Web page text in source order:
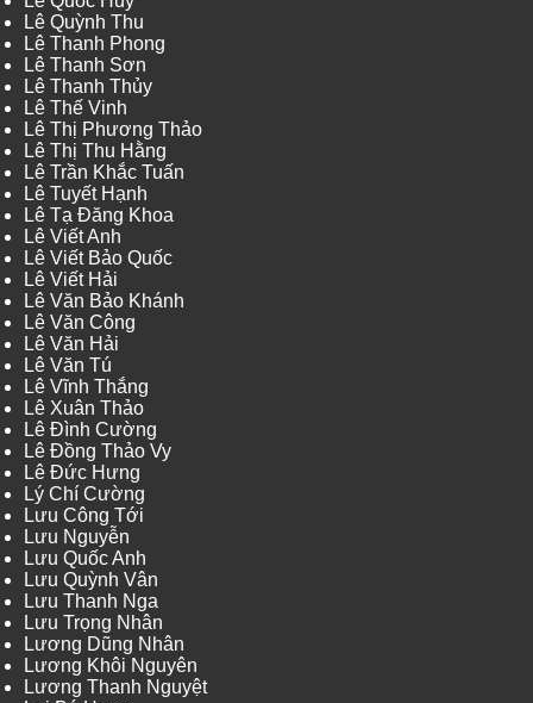
Lê Quỳnh Thu
Lê Thanh Phong
Lê Thanh Sơn
Lê Thanh Thủy
Lê Thế Vinh
Lê Thị Phương Thảo
Lê Thị Thu Hằng
Lê Trần Khắc Tuấn
Lê Tuyết Hạnh
Lê Tạ Đăng Khoa
Lê Viết Anh
Lê Viết Bảo Quốc
Lê Viết Hải
Lê Văn Bảo Khánh
Lê Văn Công
Lê Văn Hải
Lê Văn Tú
Lê Vĩnh Thắng
Lê Xuân Thảo
Lê Đình Cường
Lê Đồng Thảo Vy
Lê Đức Hưng
Lý Chí Cường
Lưu Công Tới
Lưu Nguyễn
Lưu Quốc Anh
Lưu Quỳnh Vân
Lưu Thanh Nga
Lưu Trọng Nhân
Lương Dũng Nhân
Lương Khôi Nguyên
Lương Thanh Nguyệt